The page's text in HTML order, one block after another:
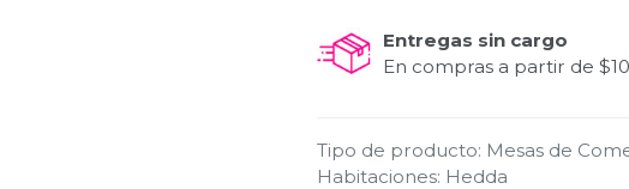
Entregas sin cargo
En compras a partir de
Tipo de producto: Mesas de
Habitaciones: Hedda